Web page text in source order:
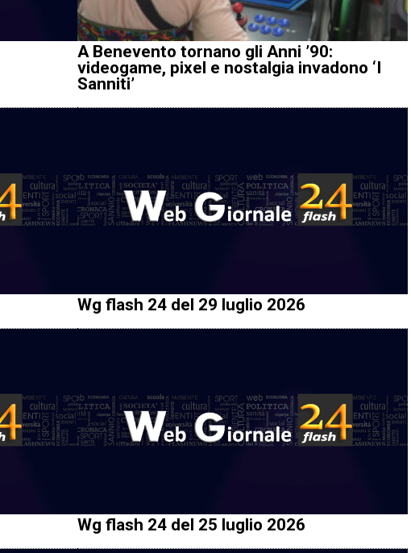
A Benevento tornano gli Anni ’90:
videogame, pixel e nostalgia invadono ‘I
Sanniti’
Wg flash 24 del 29 luglio 2026
Wg flash 24 del 25 luglio 2026